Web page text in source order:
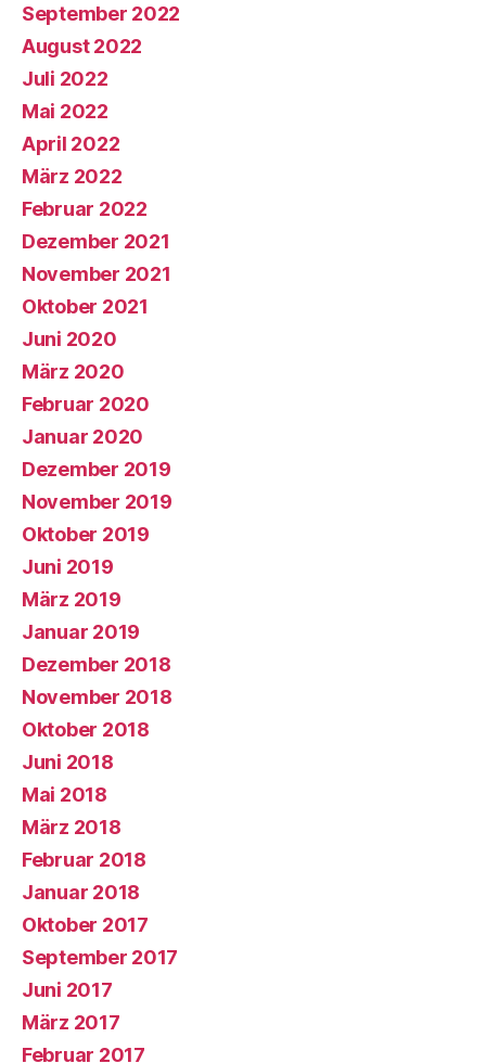
September 2022
August 2022
Juli 2022
Mai 2022
April 2022
März 2022
Februar 2022
Dezember 2021
November 2021
Oktober 2021
Juni 2020
März 2020
Februar 2020
Januar 2020
Dezember 2019
November 2019
Oktober 2019
Juni 2019
März 2019
Januar 2019
Dezember 2018
November 2018
Oktober 2018
Juni 2018
Mai 2018
März 2018
Februar 2018
Januar 2018
Oktober 2017
September 2017
Juni 2017
März 2017
Februar 2017